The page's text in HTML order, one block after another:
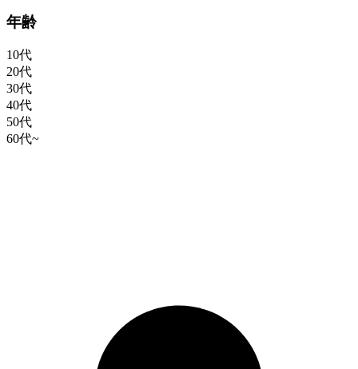
年齢
10代
20代
30代
40代
50代
60代~